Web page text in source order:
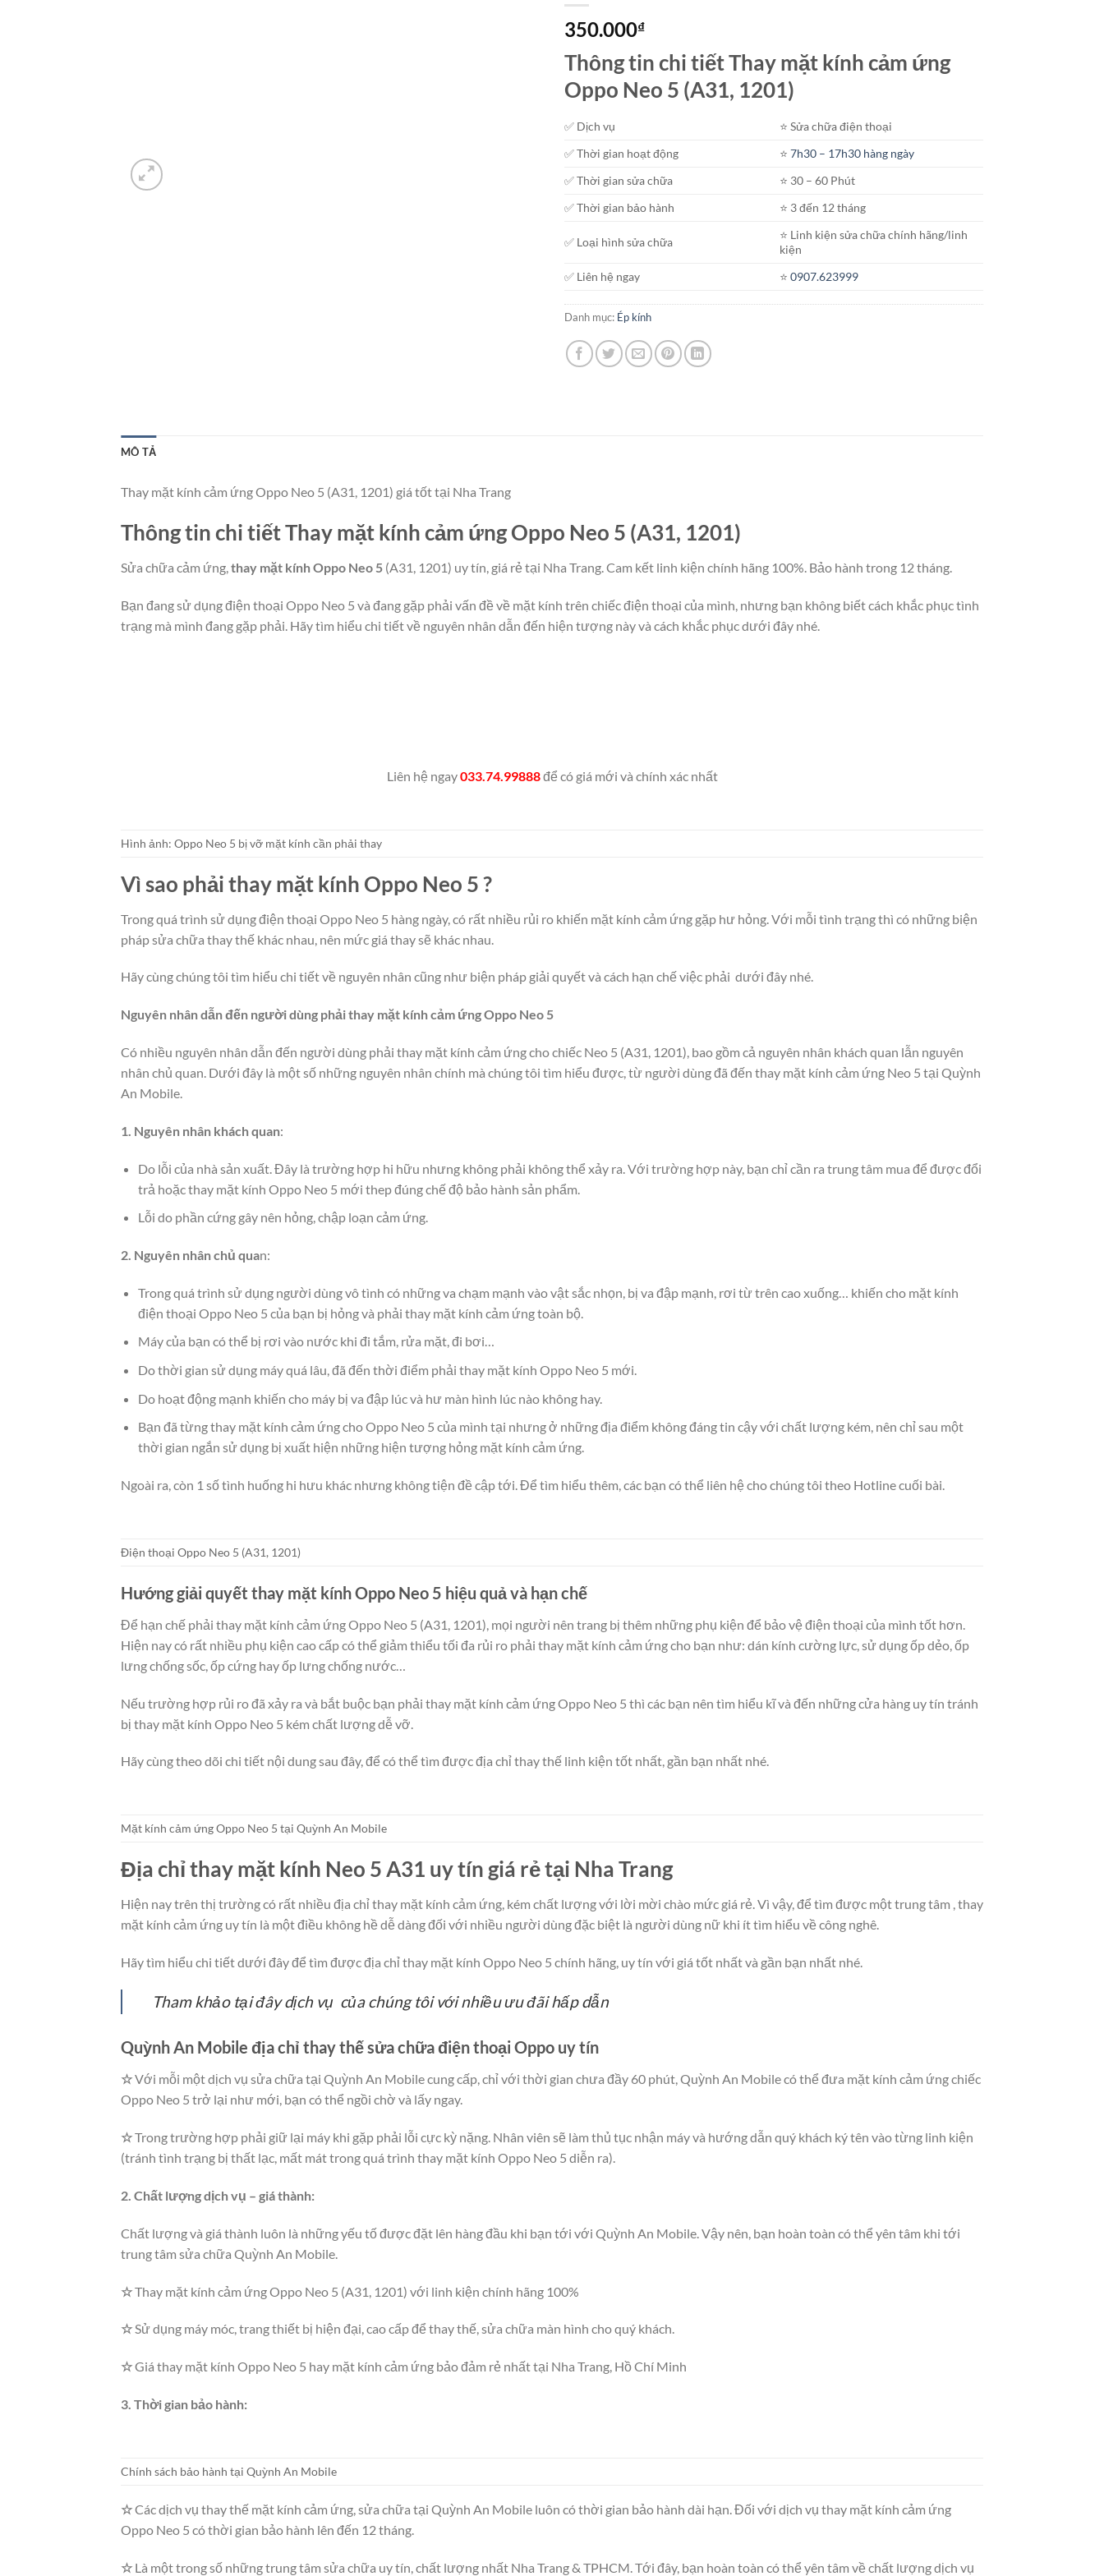
350.000₫
Thông tin chi tiết Thay mặt kính cảm ứng
Oppo Neo 5 (A31, 1201)
✅ Dịch vụ
⭐️ Sửa chữa điện thoại
✅ Thời gian hoạt động
⭐️7h30 – 17h30 hàng ngày
✅ Thời gian sửa chữa
⭐️ 30 – 60 Phút
✅ Thời gian bảo hành
⭐️ 3 đến 12 tháng
✅ Loại hình sửa chữa
⭐️ Linh kiện sửa chữa chính hãng/linh
kiện
✅ Liên hệ ngay
⭐️0907.623999
Danh mục: Ép kính
MÔ TẢ
Thay mặt kính cảm ứng Oppo Neo 5 (A31, 1201) giá tốt tại Nha Trang
Thông tin chi tiết Thay mặt kính cảm ứng Oppo Neo 5 (A31, 1201)
Sửa chữa cảm ứng,thay mặt kính Oppo Neo 5 (A31, 1201) uy tín, giá rẻ tại Nha Trang. Cam kết linh kiện chính hãng 100%. Bảo hành trong 12 tháng.
Bạn đang sử dụng điện thoại Oppo Neo 5 và đang gặp phải vấn đề về mặt kính trên chiếc điện thoại của mình, nhưng bạn không biết cách khắc phục tình
trạng mà mình đang gặp phải. Hãy tìm hiểu chi tiết về nguyên nhân dẫn đến hiện tượng này và cách khắc phục dưới đây nhé.
Liên hệ ngay033.74.99888để có giá mới và chính xác nhất
Hình ảnh: Oppo Neo 5 bị vỡ mặt kính cần phải thay
Vì sao phải thay mặt kính Oppo Neo 5 ?
Trong quá trình sử dụng điện thoại Oppo Neo 5 hàng ngày, có rất nhiều rủi ro khiến mặt kính cảm ứng gặp hư hỏng. Với mỗi tình trạng thì có những biện
pháp sửa chữa thay thế khác nhau, nên mức giá thay sẽ khác nhau.
Hãy cùng chúng tôi tìm hiểu chi tiết về nguyên nhân cũng như biện pháp giải quyết và cách hạn chế việc phải dưới đây nhé.
Nguyên nhân dẫn đến người dùng phải thay mặt kính cảm ứng Oppo Neo 5
Có nhiều nguyên nhân dẫn đến người dùng phải thay mặt kính cảm ứng cho chiếc Neo 5 (A31, 1201), bao gồm cả nguyên nhân khách quan lẫn nguyên
nhân chủ quan. Dưới đây là một số những nguyên nhân chính mà chúng tôi tìm hiểu được, từ người dùng đã đến thay mặt kính cảm ứng Neo 5 tại Quỳnh
An Mobile.
1. Nguyên nhân khách quan:
Do lỗi của nhà sản xuất. Đây là trường hợp hi hữu nhưng không phải không thể xảy ra. Với trường hợp này, bạn chỉ cần ra trung tâm mua để được đổi
trả hoặc thay mặt kính Oppo Neo 5 mới thep đúng chế độ bảo hành sản phẩm.
Lỗi do phần cứng gây nên hỏng, chập loạn cảm ứng.
2. Nguyên nhân chủ quan:
Trong quá trình sử dụng người dùng vô tình có những va chạm mạnh vào vật sắc nhọn, bị va đập mạnh, rơi từ trên cao xuống… khiến cho mặt kính
điện thoại Oppo Neo 5 của bạn bị hỏng và phải thay mặt kính cảm ứng toàn bộ.
Máy của bạn có thể bị rơi vào nước khi đi tắm, rửa mặt, đi bơi…
Do thời gian sử dụng máy quá lâu, đã đến thời điểm phải thay mặt kính Oppo Neo 5 mới.
Do hoạt động mạnh khiến cho máy bị va đập lúc và hư màn hình lúc nào không hay.
Bạn đã từng thay mặt kính cảm ứng cho Oppo Neo 5 của mình tại nhưng ở những địa điểm không đáng tin cậy với chất lượng kém, nên chỉ sau một
thời gian ngắn sử dụng bị xuất hiện những hiện tượng hỏng mặt kính cảm ứng.
Ngoài ra, còn 1 số tình huống hi hưu khác nhưng không tiện đề cập tới. Để tìm hiểu thêm, các bạn có thể liên hệ cho chúng tôi theo Hotline cuối bài.
Điện thoại Oppo Neo 5 (A31, 1201)
Hướng giải quyết thay mặt kính Oppo Neo 5 hiệu quả và hạn chế
Để hạn chế phải thay mặt kính cảm ứng Oppo Neo 5 (A31, 1201), mọi người nên trang bị thêm những phụ kiện để bảo vệ điện thoại của mình tốt hơn.
Hiện nay có rất nhiều phụ kiện cao cấp có thể giảm thiểu tối đa rủi ro phải thay mặt kính cảm ứng cho bạn như: dán kính cường lực, sử dụng ốp dẻo, ốp
lưng chống sốc, ốp cứng hay ốp lưng chống nước…
Nếu trường hợp rủi ro đã xảy ra và bắt buộc bạn phải thay mặt kính cảm ứng Oppo Neo 5 thì các bạn nên tìm hiểu kĩ và đến những cửa hàng uy tín tránh
bị thay mặt kính Oppo Neo 5 kém chất lượng dễ vỡ.
Hãy cùng theo dõi chi tiết nội dung sau đây, để có thể tìm được địa chỉ thay thế linh kiện tốt nhất, gần bạn nhất nhé.
Mặt kính cảm ứng Oppo Neo 5 tại Quỳnh An Mobile
Địa chỉ thay mặt kính Neo 5 A31 uy tín giá rẻ tại Nha Trang
Hiện nay trên thị trường có rất nhiều địa chỉ thay mặt kính cảm ứng, kém chất lượng với lời mời chào mức giá rẻ. Vì vậy, để tìm được một trung tâm , thay
mặt kính cảm ứng uy tín là một điều không hề dễ dàng đối với nhiều người dùng đặc biệt là người dùng nữ khi ít tìm hiểu về công nghê.
Hãy tìm hiểu chi tiết dưới đây để tìm được địa chỉ thay mặt kính Oppo Neo 5 chính hãng, uy tín với giá tốt nhất và gần bạn nhất nhé.
Tham khảo tại đây dịch vụ của chúng tôi với nhiều ưu đãi hấp dẫn
Quỳnh An Mobile địa chỉ thay thế sửa chữa điện thoại Oppo uy tín
☆Với mỗi một dịch vụ sửa chữa tại Quỳnh An Mobile cung cấp, chỉ với thời gian chưa đầy 60 phút, Quỳnh An Mobile có thể đưa mặt kính cảm ứng chiếc
Oppo Neo 5 trở lại như mới, bạn có thể ngồi chờ và lấy ngay.
☆Trong trường hợp phải giữ lại máy khi gặp phải lỗi cực kỳ nặng. Nhân viên sẽ làm thủ tục nhận máy và hướng dẫn quý khách ký tên vào từng linh kiện
(tránh tình trạng bị thất lạc, mất mát trong quá trình thay mặt kính Oppo Neo 5 diễn ra).
2. Chất lượng dịch vụ – giá thành:
Chất lượng và giá thành luôn là những yếu tố được đặt lên hàng đầu khi bạn tới với Quỳnh An Mobile. Vậy nên, bạn hoàn toàn có thể yên tâm khi tới
trung tâm sửa chữa Quỳnh An Mobile.
☆Thay mặt kính cảm ứng Oppo Neo 5 (A31, 1201) với linh kiện chính hãng 100%
☆Sử dụng máy móc, trang thiết bị hiện đại, cao cấp để thay thế, sửa chữa màn hình cho quý khách.
☆Giá thay mặt kính Oppo Neo 5 hay mặt kính cảm ứng bảo đảm rẻ nhất tại Nha Trang, Hồ Chí Minh
3. Thời gian bảo hành:
Chính sách bảo hành tại Quỳnh An Mobile
☆Các dịch vụ thay thế mặt kính cảm ứng, sửa chữa tại Quỳnh An Mobile luôn có thời gian bảo hành dài hạn. Đối với dịch vụ thay mặt kính cảm ứng
Oppo Neo 5 có thời gian bảo hành lên đến 12 tháng.
☆ Là một trong số những trung tâm sửa chữa uy tín, chất lượng nhất Nha Trang & TPHCM. Tới đây, bạn hoàn toàn có thể yên tâm về chất lượng dịch vụ